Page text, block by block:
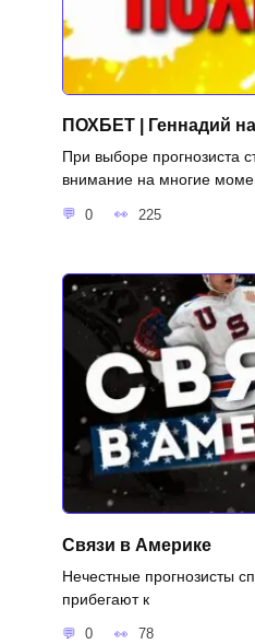
ПОХБЕТ | Геннадий
При выборе прогнозиста
внимание на многие
0 225
Связи в Америке
Нечестные прогнозисты
прибегают к
0 78